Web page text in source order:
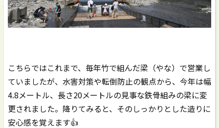
こちらではこれまで、毎年竹で組んだ梁（やな）で営業し
ていましたが、水害対策や転倒防止の観点から、今年は幅
4.8メートル、長さ20メートルの見事な鉄骨組みの梁に変
更されました。降りてみると、そのしっかりとした造りに
安心感を覚えます👍